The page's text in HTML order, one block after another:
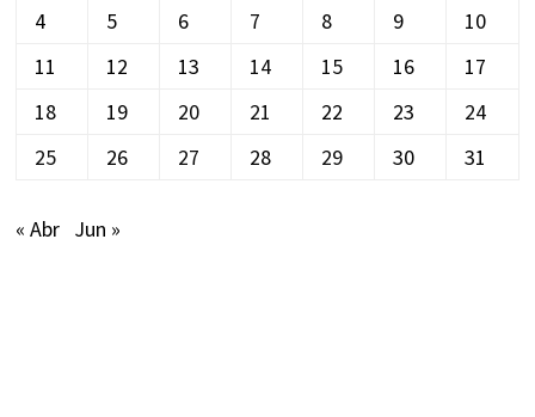
4
5 6 7 8 9
10
11
12 13 14 15 16
17
18
19 20 21 22 23
24
25
26 27 28 29 30 31
« Abr Jun »